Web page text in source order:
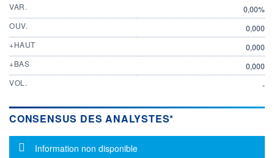
VAR.
0,00%
OUV.
0,000
+HAUT
0,000
+BAS
0,000
VOL.
-
CONSENSUS DES ANALYSTES*
Message d'information
Information non disponible